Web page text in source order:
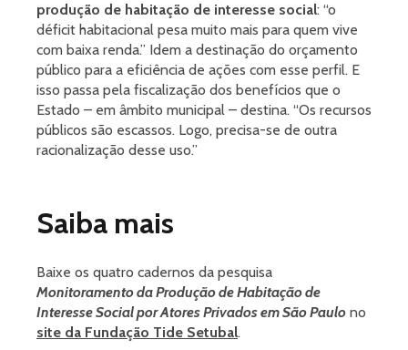
produção de habitação de interesse social: “o
déficit habitacional pesa muito mais para quem vive
com baixa renda.” Idem a destinação do orçamento
público para a eficiência de ações com esse perfil. E
isso passa pela fiscalização dos benefícios que o
Estado – em âmbito municipal – destina. “Os recursos
públicos são escassos. Logo, precisa-se de outra
racionalização desse uso.”
Saiba mais
Baixe os quatro cadernos da pesquisa
Monitoramento da Produção de Habitação de
Interesse Social por Atores Privados em São Paulo no
site da Fundação Tide Setubal.